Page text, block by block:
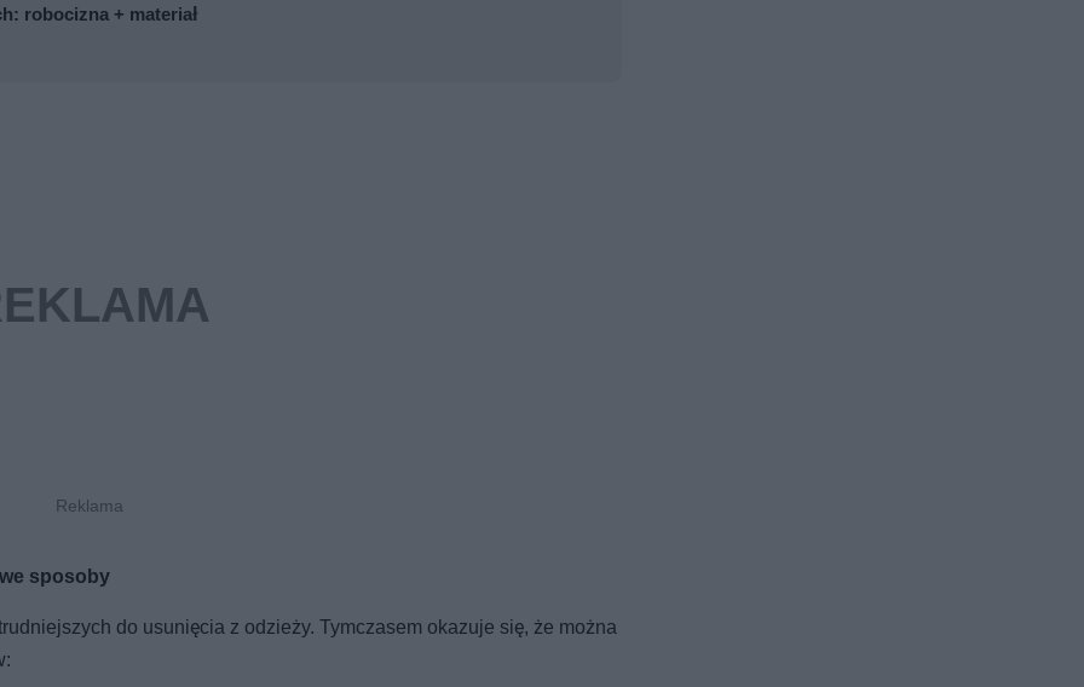
robocizna + materiał
sposoby
do usunięcia z odzieży. Tymczasem okazuje się, że można